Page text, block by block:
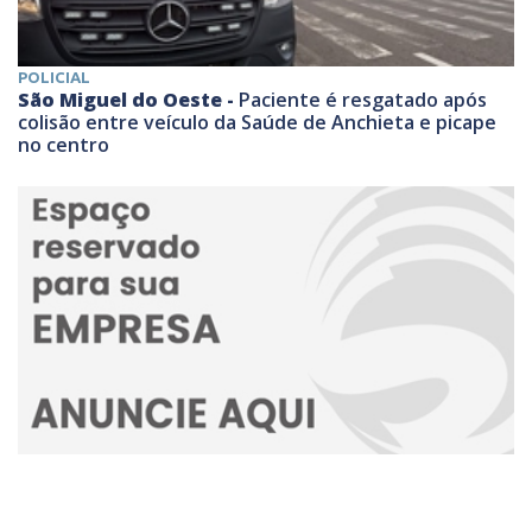
POLICIAL
São Miguel do Oeste - Paciente é resgatado após
colisão entre veículo da Saúde de Anchieta e picape
no centro